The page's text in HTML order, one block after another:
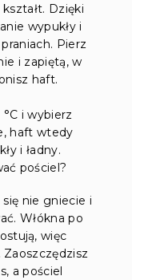
Dzięki
wypukły i
Pierz
i zapiętą, w
haft.
i wybierz
haft wtedy
i ładny.
pościel?
nie gniecie i
Włókna po
więc
a pościel